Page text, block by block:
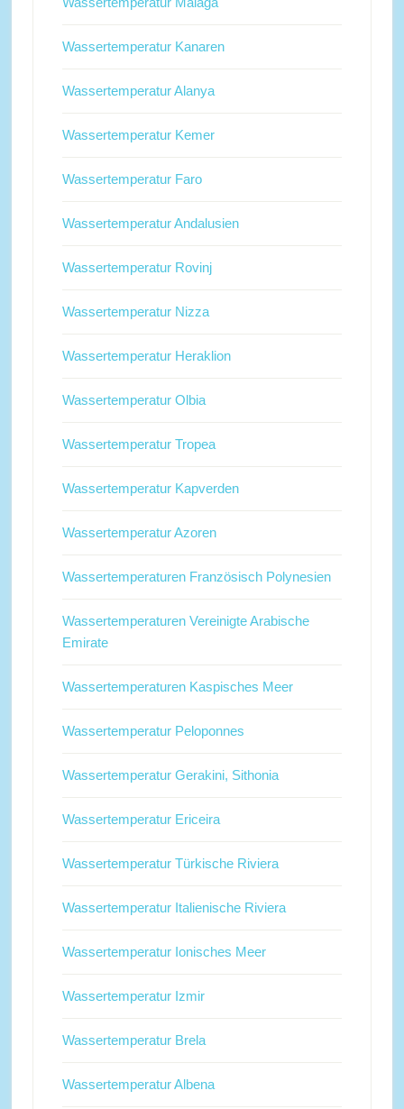
Wassertemperatur Kanaren
Wassertemperatur Alanya
Wassertemperatur Kemer
Wassertemperatur Faro
Wassertemperatur Andalusien
Wassertemperatur Rovinj
Wassertemperatur Nizza
Wassertemperatur Heraklion
Wassertemperatur Olbia
Wassertemperatur Tropea
Wassertemperatur Kapverden
Wassertemperatur Azoren
Wassertemperaturen Französisch Polynesien
Wassertemperaturen Vereinigte Arabische
Emirate
Wassertemperaturen Kaspisches Meer
Wassertemperatur Peloponnes
Wassertemperatur Gerakini, Sithonia
Wassertemperatur Ericeira
Wassertemperatur Türkische Riviera
Wassertemperatur Italienische Riviera
Wassertemperatur Ionisches Meer
Wassertemperatur Izmir
Wassertemperatur Brela
Wassertemperatur Albena